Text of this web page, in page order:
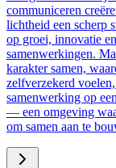
communiceren
lichtheid een scherp
op groei, innovatie
samenwerkingen.
karakter samen,
zelfverzekerd
samenwerking op
— een omgeving
om samen aan te